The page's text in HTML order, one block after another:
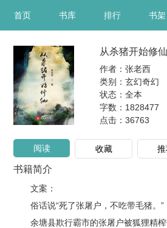
首页 书库 排行 书架
从杀猪开始修仙
作者：张老西
类别：玄幻奇幻
状态：全本
字数：1828477
点击： 36763
阅读 收藏
书籍简介
文案：
俗话说“死了张屠户，不吃带毛猪。”
余塘县欺行霸市的张屠户被狐狸精榨